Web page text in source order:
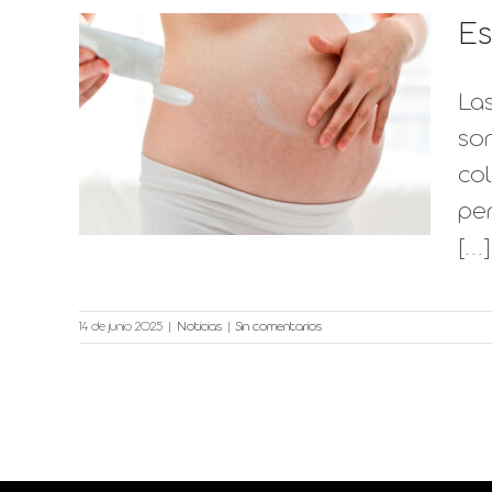
[...]
14 de junio 2025 Noticias Sin comentarios